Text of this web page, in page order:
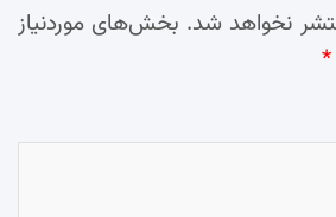
نخواهد شد. بخش‌های موردنیاز
*